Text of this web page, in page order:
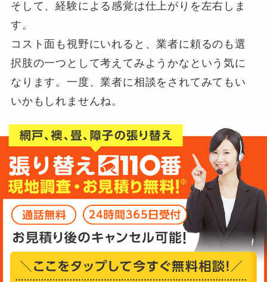
そして、経験による感覚は仕上がりを左右しま
す。
コスト面も視野にいれると、業者に頼るのも選
択肢の一つとして考えてみようかなという気に
なります。一度、業者に相談をされてみてもい
いかもしれませんね。